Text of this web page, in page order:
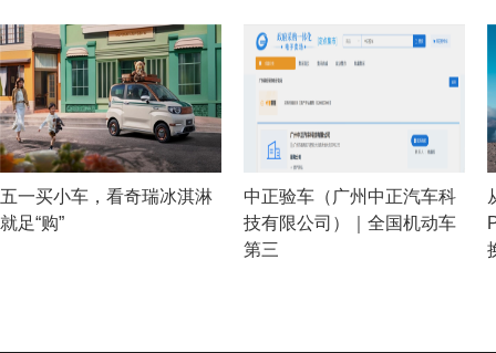
五一买小车，看奇瑞冰淇淋
就足“购”
中正验车（广州中正汽车科
技有限公司）｜全国机动车
第三